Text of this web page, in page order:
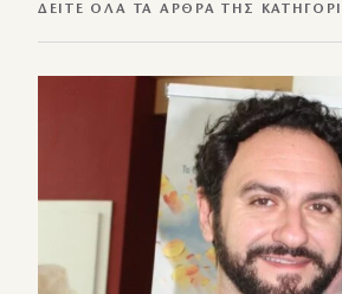
ΔΕΊΤΕ ΌΛΑ ΤΑ ΆΡΘΡΑ ΤΗΣ